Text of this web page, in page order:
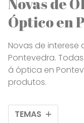
Óptico en
Novas de interese
Pontevedra.
á óptica en
produtos.
TEMAS